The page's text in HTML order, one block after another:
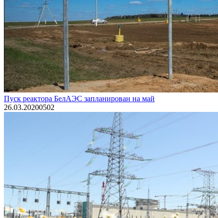
Пуск реактора БелАЭС запланирован на май
26.03.20200502